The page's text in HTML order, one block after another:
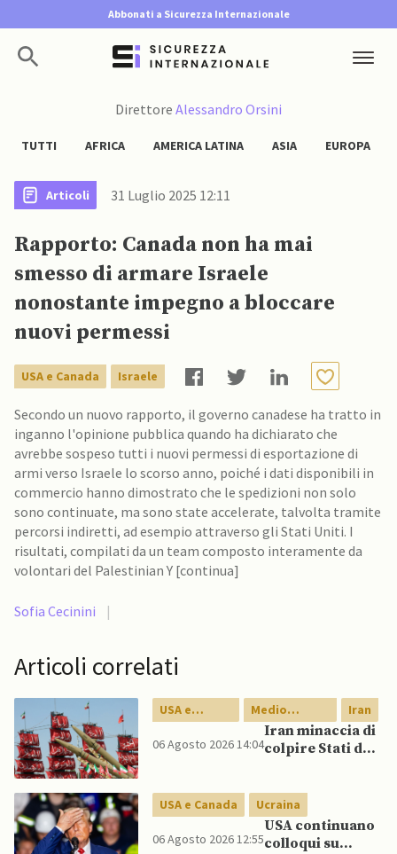
Abbonati a Sicurezza Internazionale
Direttore Alessandro Orsini
TUTTI AFRICA AMERICA LATINA ASIA EUROPA
Articoli 31 Luglio 2025 12:11
Rapporto: Canada non ha mai
smesso di armare Israele
nonostante impegno a bloccare
nuovi permessi
USA e Canada Israele
Secondo un nuovo rapporto, il governo canadese ha tratto in
inganno l'opinione pubblica quando ha dichiarato che
avrebbe sospeso tutti i nuovi permessi di esportazione di
armi verso Israele lo scorso anno, poiché i dati disponibili in
commercio hanno dimostrato che le spedizioni non solo
sono continuate, ma sono state accelerate, talvolta tramite
percorsi indiretti, ad esempio attraverso gli Stati Uniti. I
risultati, compilati da un team composto interamente da
volontari del Palestinian Y [continua]
Sofia Cecinini |
Articoli correlati
USA e
Canada
Medio
Oriente
Iran
06 Agosto 2026 14:04
Iran minaccia di
colpire Stati del
USA e Canada Ucraina
06 Agosto 2026 12:55
USA continuano
colloqui su